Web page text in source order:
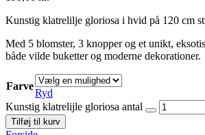
Kunstig klatrelilje gloriosa i hvid på 120 cm
Med 5 blomster, 3 knopper og et unikt,
både vilde buketter og moderne dekorationer.
Farve
Ryd
Kunstig klatrelijle gloriosa antal
Tilføj til kurv